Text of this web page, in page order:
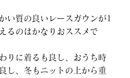
い質の良いレースガウンが1
るのはかなりおススメで
りに着るも良し、おうち時
し、冬もニットの上から重